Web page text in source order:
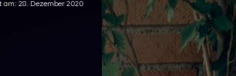
am: 28. Dezember 2020